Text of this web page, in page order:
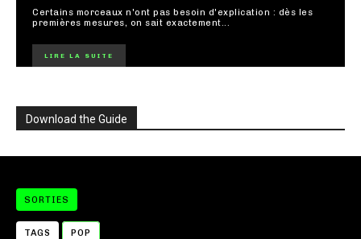
Certains morceaux n'ont pas besoin d'explication : dès les
premières mesures, on sait exactement...
LIRE LA SUITE
Download the Guide
SORTIES
TAGS POP